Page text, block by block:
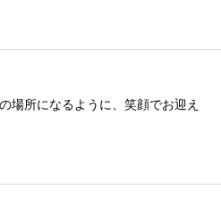
場所になるように、笑顔でお迎え